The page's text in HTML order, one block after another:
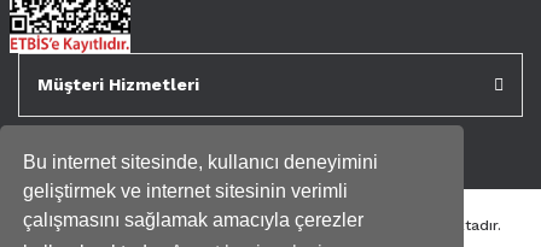
Bu internet sitesinde, kullanıcı deneyimini
geliştirmek ve internet sitesinin verimli
çalışmasını sağlamak amacıyla çerezler
Müşteri Hizmetleri
Tüm kredi kartı bilgileriniz 256bit SSL Sertifikası ile korunmaktadır.